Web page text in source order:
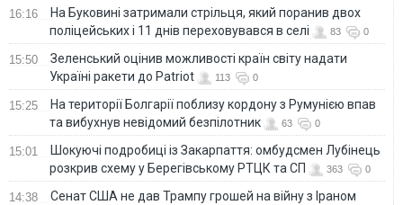
16:16
На Буковині затримали стрільця, який поранив двох
поліцейських і 11 днів переховувався в селі
83 0
15:50
Зеленський оцінив можливості країн світу надати
Україні ракети до Patriot
113 0
15:25
На території Болгарії поблизу кордону з Румунією впав
та вибухнув невідомий безпілотник
63 0
15:01
Шокуючі подробиці із Закарпаття: омбудсмен Лубінець
розкрив схему у Берегівському РТЦК та СП
363 0
14:38 Сенат США не дав Трампу грошей на війну з Іраном